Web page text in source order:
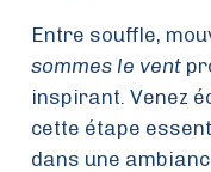
Entre souffle,
sommes le vent
inspirant. Venez
cette étape
dans une